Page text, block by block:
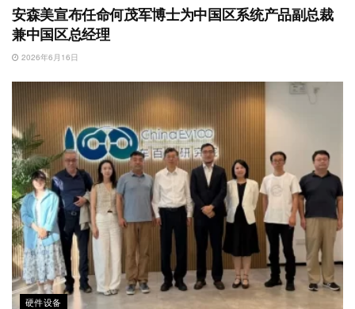
安森美宣布任命何茂军博士为中国区系统产品副总裁
兼中国区总经理
2026年6月16日
硬件设备